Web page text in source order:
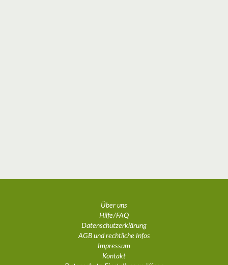
Über uns
Hilfe/FAQ
Datenschutzerklärung
AGB und rechtliche Infos
Impressum
Kontakt